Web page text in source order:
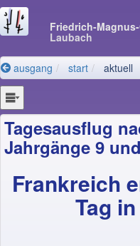
Friedrich-
Laubach
ausgang start aktuell
Tagesausflug
Jahrgänge 9
Frankreich
Tag